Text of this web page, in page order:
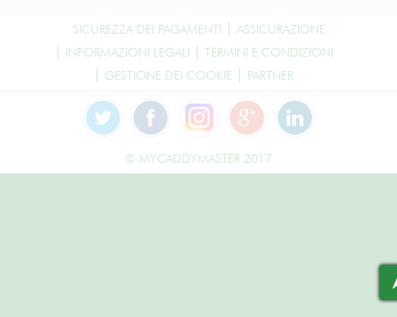
SICUREZZA DEI PAGAMENTI
ASSICURAZIONE
INFORMAZIONI LEGALI
TERMINI E CONDIZIONI
GESTIONE DEI COOKIE
PARTNER
© MYCADDYMASTER 2017